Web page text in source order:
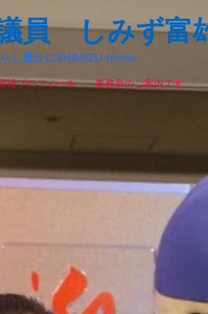
員 しみず富
し豊かにSHIMIZU tomio
雄プロフィール 事務所のご案内です